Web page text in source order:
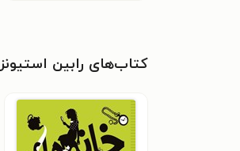
کتاب‌های رابین استیونز